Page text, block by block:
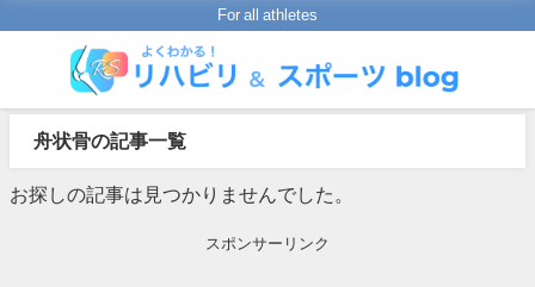
For all athletes
舟状骨の記事一覧
お探しの記事は見つかりませんでした。
スポンサーリンク